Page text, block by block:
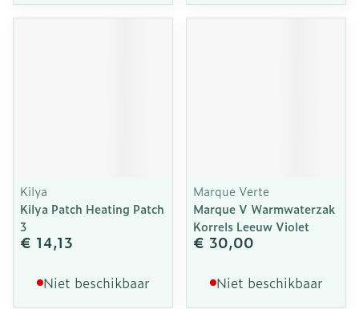
Kilya
Kilya Patch Heating Patch
3
€ 14,13
Niet beschikbaar
Marque Verte
Marque V Warmwaterzak
Korrels Leeuw Violet
€ 30,00
Niet beschikbaar